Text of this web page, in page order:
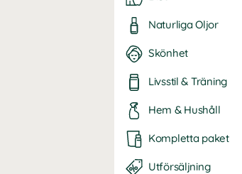
Naturliga Oljor
Skönhet
Livsstil & Träning
Hem & Hushåll
Kompletta paket
Utförsäljning